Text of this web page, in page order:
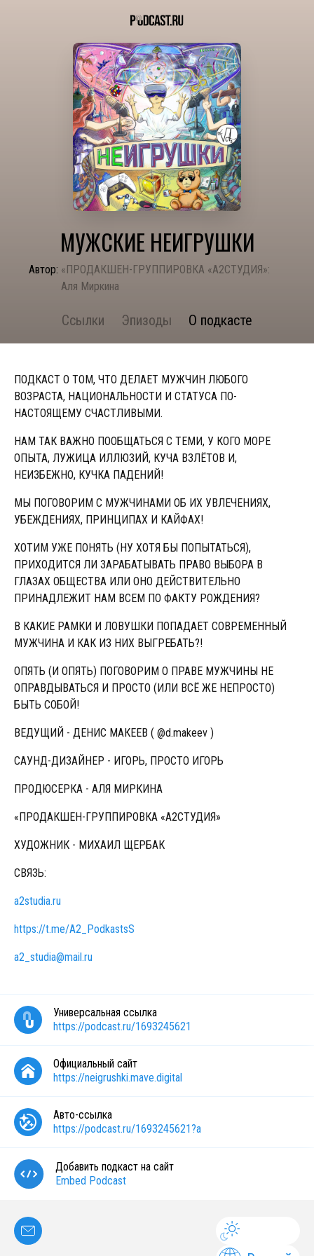
МУЖСКИЕ НЕИГРУШКИ
Автор: «ПРОДАКШЕН-ГРУППИРОВКА «А2СТУДИЯ»:
Аля Миркина
Ссылки Эпизоды О подкасте
ПОДКАСТ О ТОМ, ЧТО ДЕЛАЕТ МУЖЧИН ЛЮБОГО
ВОЗРАСТА, НАЦИОНАЛЬНОСТИ И СТАТУСА ПО-
НАСТОЯЩЕМУ СЧАСТЛИВЫМИ.
НАМ ТАК ВАЖНО ПООБЩАТЬСЯ С ТЕМИ, У КОГО МОРЕ
ОПЫТА, ЛУЖИЦА ИЛЛЮЗИЙ, КУЧА ВЗЛЁТОВ И,
НЕИЗБЕЖНО, КУЧКА ПАДЕНИЙ!
МЫ ПОГОВОРИМ С МУЖЧИНАМИ ОБ ИХ УВЛЕЧЕНИЯХ,
УБЕЖДЕНИЯХ, ПРИНЦИПАХ И КАЙФАХ!
ХОТИМ УЖЕ ПОНЯТЬ (НУ ХОТЯ БЫ ПОПЫТАТЬСЯ),
ПРИХОДИТСЯ ЛИ ЗАРАБАТЫВАТЬ ПРАВО ВЫБОРА В
ГЛАЗАХ ОБЩЕСТВА ИЛИ ОНО ДЕЙСТВИТЕЛЬНО
ПРИНАДЛЕЖИТ НАМ ВСЕМ ПО ФАКТУ РОЖДЕНИЯ?
В КАКИЕ РАМКИ И ЛОВУШКИ ПОПАДАЕТ СОВРЕМЕННЫЙ
МУЖЧИНА И КАК ИЗ НИХ ВЫГРЕБАТЬ?!
ОПЯТЬ (И ОПЯТЬ) ПОГОВОРИМ О ПРАВЕ МУЖЧИНЫ НЕ
ОПРАВДЫВАТЬСЯ И ПРОСТО (ИЛИ ВСЁ ЖЕ НЕПРОСТО)
БЫТЬ СОБОЙ!
ВЕДУЩИЙ - ДЕНИС МАКЕЕВ ( @d.makeev )
САУНД-ДИЗАЙНЕР - ИГОРЬ, ПРОСТО ИГОРЬ
ПРОДЮСЕРКА - АЛЯ МИРКИНА
«ПРОДАКШЕН-ГРУППИРОВКА «А2СТУДИЯ»
ХУДОЖНИК - МИХАИЛ ЩЕРБАК
СВЯЗЬ:
a2studia.ru
https://t.me/A2_PodkastsS
a2_studia@mail.ru
Универсальная ссылка
https://podcast.ru/1693245621
Официальный сайт
https://neigrushki.mave.digital
Авто-ссылка
https://podcast.ru/1693245621?a
Добавить подкаст на сайт
Embed Podcast